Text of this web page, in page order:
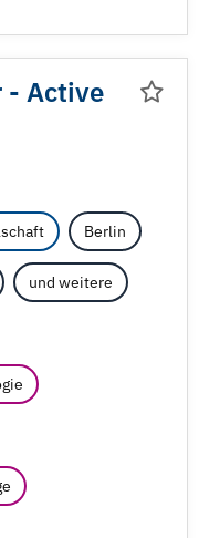
- Active
Berlin
und weitere